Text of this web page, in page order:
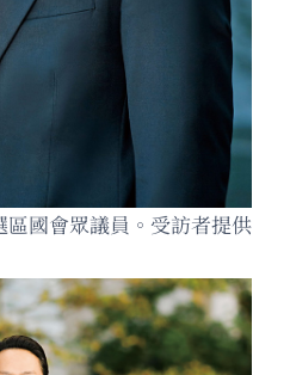
國會眾議員。受訪者提供